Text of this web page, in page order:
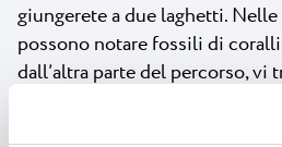
giungerete a due laghetti.
possono notare fossili di
dall’altra parte del percorso, vi
uliveti, tipici per questa parte
per i suoi agriturismi e la